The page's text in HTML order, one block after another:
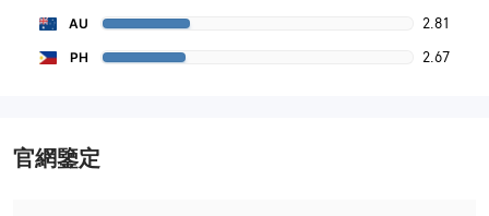
AU 2.81
PH 2.67
官網鑒定